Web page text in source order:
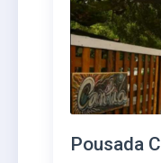
Pousada